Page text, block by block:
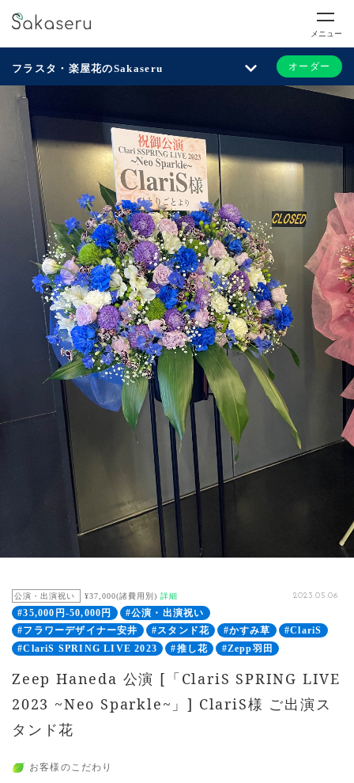
メニュー
フラスタ・楽屋花のSakaseru オーダー
公演・出演祝い ¥37,000(諸費用別) 詳細 2023.05.06
#35,000円-50,000円
#公演・出演祝い
#フラワーデザイナー安井
#スタンド花 #かすみ草
#ClariS
#ClariS SPRING LIVE 2023
#推し花 #Zepp羽田
Zeep Haneda 公演 [「ClariS SPRING LIVE
2023 ~Neo Sparkle~」] ClariS様 ご出演ス
タンド花
お客様のこだわり